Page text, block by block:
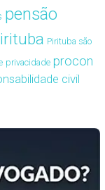
pensão
Pirituba são
privacidade procon
civil